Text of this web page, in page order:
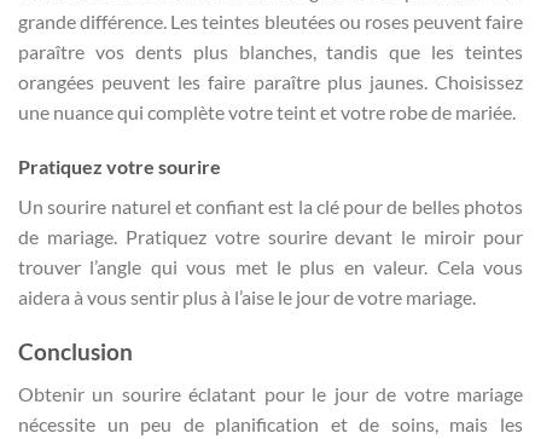
grande différence. Les teintes bleutées ou roses peuvent faire
paraître vos dents plus blanches, tandis que les teintes
orangées peuvent les faire paraître plus jaunes. Choisissez
une nuance qui complète votre teint et votre robe de mariée.
Pratiquez votre sourire
Un sourire naturel et confiant est la clé pour de belles photos
de mariage. Pratiquez votre sourire devant le miroir pour
trouver l’angle qui vous met le plus en valeur. Cela vous
aidera à vous sentir plus à l’aise le jour de votre mariage.
Conclusion
Obtenir un sourire éclatant pour le jour de votre mariage
nécessite un peu de planification et de soins, mais les